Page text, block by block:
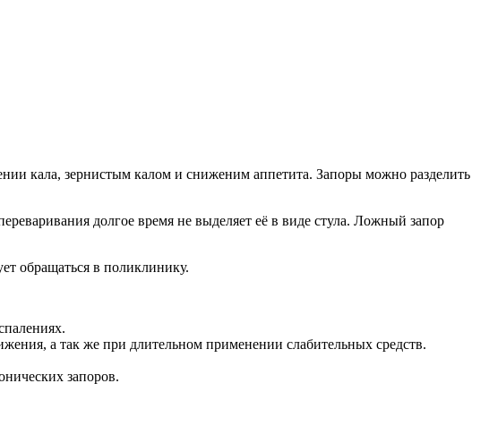
кала, зернистым калом и сниженим аппетита. Запоры можно разделить
долгое время не выделяет её в виде стула. Ложный запор
обращаться в поликлинику.
а так же при длительном применении слабительных средств.
запоров.